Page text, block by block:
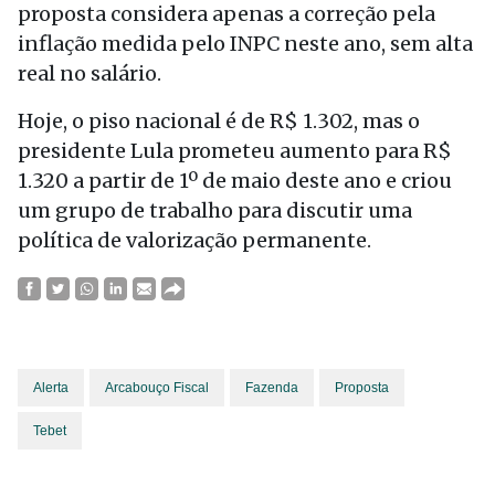
proposta considera apenas a correção pela
inflação medida pelo INPC neste ano, sem alta
real no salário.
Hoje, o piso nacional é de R$ 1.302, mas o
presidente Lula prometeu aumento para R$
1.320 a partir de 1º de maio deste ano e criou
um grupo de trabalho para discutir uma
política de valorização permanente.
Alerta Arcabouço Fiscal Fazenda Proposta
Tebet